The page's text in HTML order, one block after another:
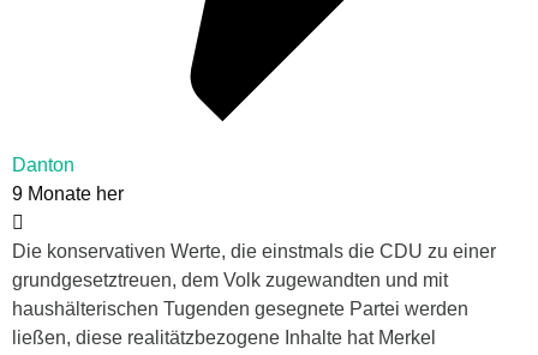
Danton
9 Monate her
Die konservativen Werte, die einstmals die CDU zu einer
grundgesetztreuen, dem Volk zugewandten und mit
haushälterischen Tugenden gesegnete Partei werden
ließen, diese realitätzbezogene Inhalte hat Merkel